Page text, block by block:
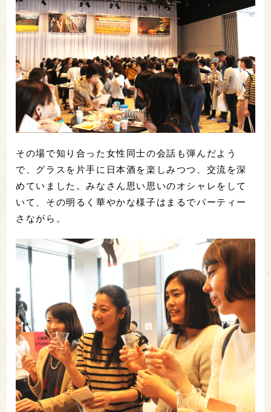
その場で知り合った女性同士の会話も弾んだよう
で、グラスを片手に日本酒を楽しみつつ、交流を深
めていました。みなさん思い思いのオシャレをして
いて、その明るく華やかな様子はまるでパーティー
さながら。